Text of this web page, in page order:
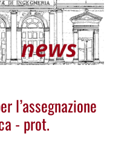
l’assegnazione
- prot.